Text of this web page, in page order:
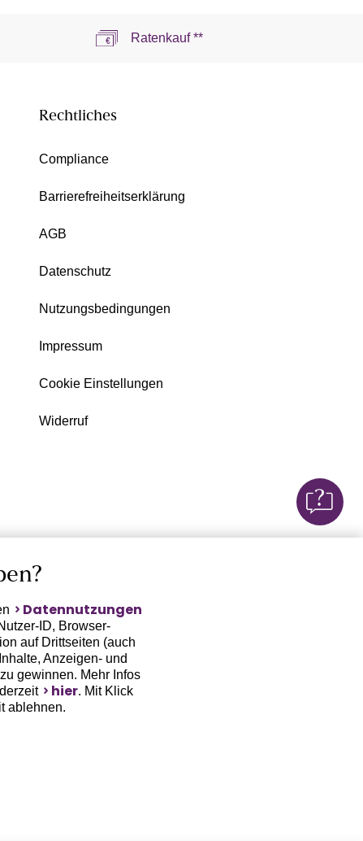
Ratenkauf **
Rechtliches
Compliance
Barrierefreiheitserklärung
AGB
Datenschutz
Nutzungsbedingungen
Impressum
Cookie Einstellungen
Widerruf
Datennutzungen
ID, Browser-
auf Drittseiten (auch
Anzeigen- und
gewinnen. Mehr Infos
hier. Mit Klick
ablehnen.
oder die
auch zu eigenen
auch deren